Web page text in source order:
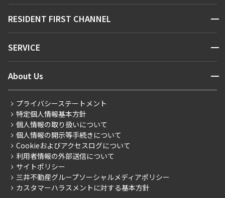
当社限定物件
専任物件
三井の賃貸物件
申込無し物件のみ表示
ペット可・相談
楽器可・相談
入居可能日
より詳細な絞り込み
新着情報から探す
新着募集情報
こだわりから探す
こだわり一覧
プレミアムマンション
新築
当社限定（港区・渋谷区）
当社限定（港区・渋谷区以外）
三井不動産企画
お問い合わせ
RESIDENT FIRST CHANNEL 開閉
マンションレポート
住まいのコラム
SERVICE 開閉
会員ページ
ご入居・提携サービス
お部屋探しからご契約まで
よくあるご質問
社宅紹介
【仲介会社様向け】当社仲介事業部取り扱い物件入居申込
About Us 開閉
会社情報
事業案内
採用情報
ニュースリリース
お問い合わせ
プライバシーステートメント
特定個人情報基本方針
個人情報の取り扱いについて
個人情報の開示等手続きについて
Cookieおよびアクセスログについて
利用者情報の外部送信について
サイトポリシー
三井不動産グループソーシャルメディアポリシー
カスタマーハラスメントに対する基本方針